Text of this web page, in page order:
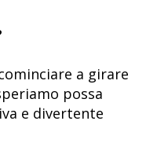
a girare
possa
e divertente